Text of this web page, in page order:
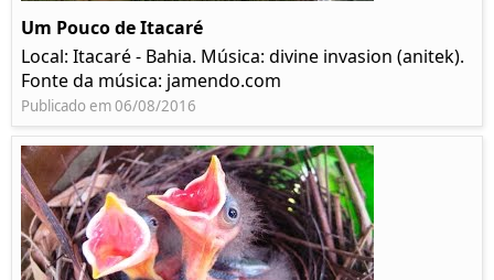
Um Pouco de Itacaré
Local: Itacaré - Bahia. Música: divine invasion (anitek).
Fonte da música: jamendo.com
Publicado em 06/08/2016